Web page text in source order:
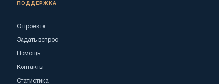
ПОДДЕРЖКА
О проекте
Задать вопрос
Помощь
Контакты
Статистика